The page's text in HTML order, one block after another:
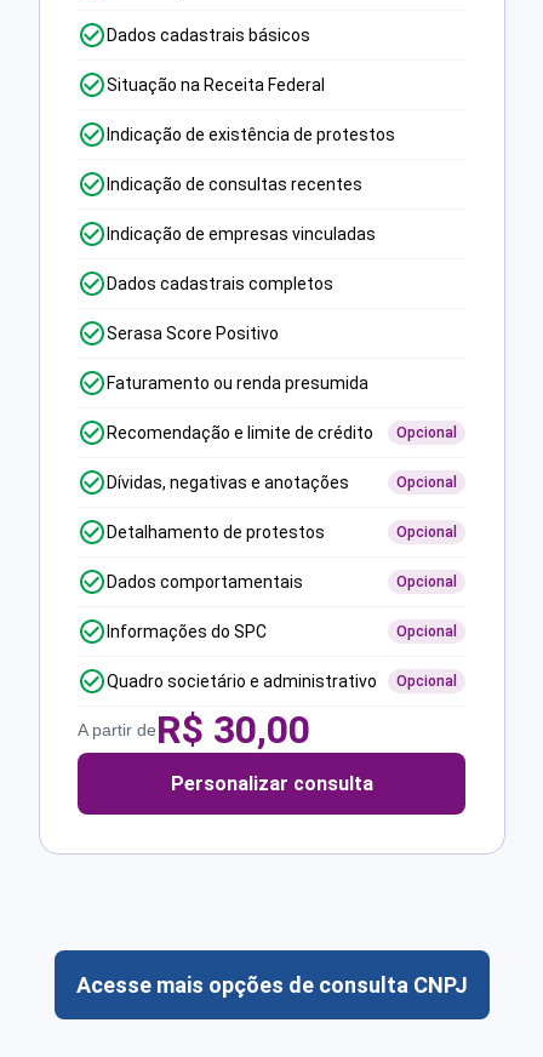
Dados cadastrais básicos
Situação na Receita Federal
Indicação de existência de protestos
Indicação de consultas recentes
Indicação de empresas vinculadas
Dados cadastrais completos
Serasa Score Positivo
Faturamento ou renda presumida
Recomendação e limite de crédito Opcional
Dívidas, negativas e anotações Opcional
Detalhamento de protestos Opcional
Dados comportamentais Opcional
Informações do SPC Opcional
Quadro societário e administrativo Opcional
A partir deR$ 30,00
Personalizar consulta
Acesse mais opções de consulta CNPJ